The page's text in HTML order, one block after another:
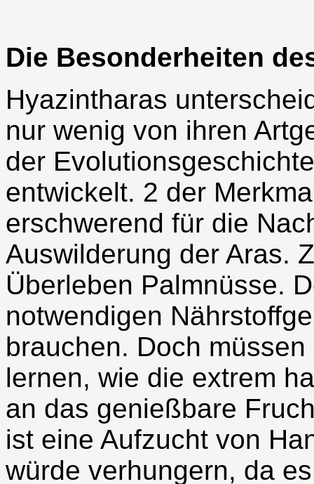
Die Besonderheiten
Hyazintharas
nur wenig von ihren
der
entwickelt. 2 der
erschwerend für die
Auswilderung der Aras.
Überleben Palmnüsse.
notwendigen
brauchen. Doch
lernen, wie die extrem
an das genießbare
ist eine Aufzucht von
würde verhungern, da